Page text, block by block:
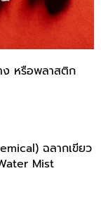
ง หรือพลาสติก
ฉลากเขียว
Mist